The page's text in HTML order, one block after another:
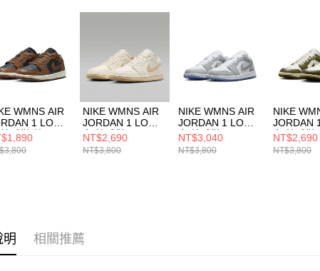
形，恩沛
WMNS AIR
1 LOW
球鞋 棕
NIKE WMNS AIR
JORDAN 1 LOW
女 籃球鞋
DC0774112
NT$2,690
NT$3,800
NIKE WMNS AIR
JORDAN 1 LOW
女 籃球鞋
DC0774105
NT$3,040
NT$3,800
NIKE
JORDAN
女 籃球鞋
NT$2,690
NT$3,800
明 相關推薦